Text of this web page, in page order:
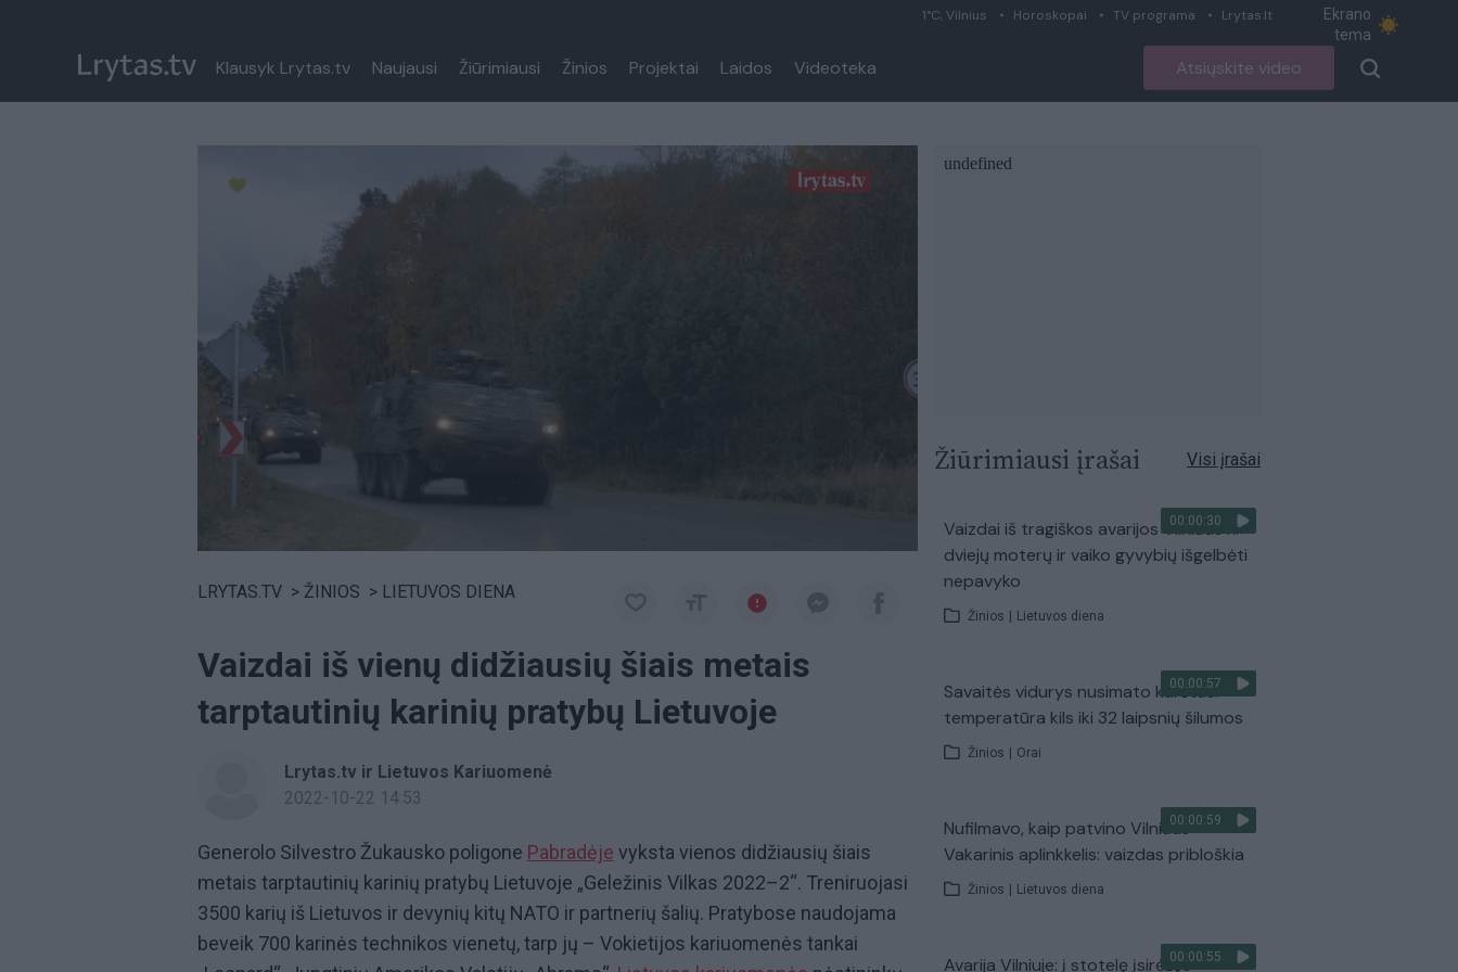
1°C, Vilnius Horoskopai TV programa Lrytas.lt
Ekrano
tema
Klausyk Lrytas.tv Naujausi Žiūrimiausi Žinios Projektai Laidos Videoteka Atsiųskite video
LRYTAS.TV > ŽINIOS > LIETUVOS DIENA
Vaizdai iš vienų didžiausių šiais metais
tarptautinių karinių pratybų Lietuvoje
Lrytas.tv ir Lietuvos Kariuomenė
2022-10-22 14:53
Generolo Silvestro Žukausko poligone Pabradėje vyksta vienos didžiausių šiais
metais tarptautinių karinių pratybų Lietuvoje „Geležinis Vilkas 2022–2“. Treniruojasi
3500 karių iš Lietuvos ir devynių kitų NATO ir partnerių šalių. Pratybose naudojama
beveik 700 karinės technikos vienetų, tarp jų – Vokietijos kariuomenės tankai
Žiūrimiausi įrašai Visi įrašai
00:00:30
Vaizdai iš tragiškos avarijos Vilniaus r.:
dviejų moterų ir vaiko gyvybių išgelbėti
nepavyko
Žinios Lietuvos diena
00:00:57
Savaitės vidurys nusimato karštas:
temperatūra kils iki 32 laipsnių šilumos
Žinios Orai
00:00:59
Nufilmavo, kaip patvino Vilniaus
Vakarinis aplinkkelis: vaizdas pribloškia
Žinios Lietuvos diena
00:00:55
Avarija Vilniuje: į stotelę įsirėžęs